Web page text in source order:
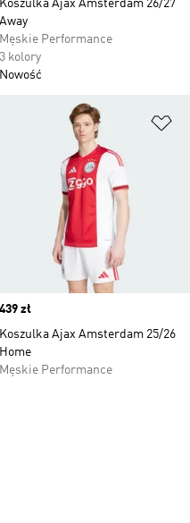
Koszulka Ajax Amsterdam 26/27
Away
Męskie Performance
3 kolory
Nowość
do listy życzeń
Price
439 zł
Koszulka Ajax Amsterdam 25/26
Home
Męskie Performance